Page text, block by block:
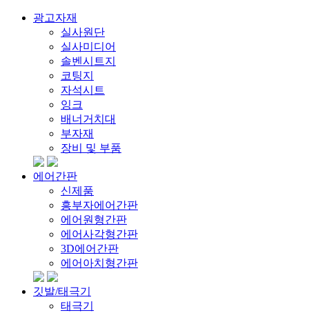
광고자재
실사원단
실사미디어
솔벤시트지
코팅지
자석시트
잉크
배너거치대
부자재
장비 및 부품
에어간판
신제품
흥부자에어간판
에어원형간판
에어사각형간판
3D에어간판
에어아치형간판
깃발/태극기
태극기